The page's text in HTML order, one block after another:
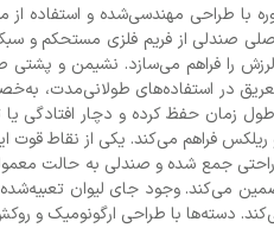
طراحی مهندسی‌شده و استفاده از
صندلی از فریم فلزی مستحکم و
را فراهم می‌سازد. نشیمن و
در استفاده‌های طولانی‌مدت،
زمان حفظ کرده و دچار افتادگی
فراهم می‌کند. یکی از نقاط قوت
جمع شده و صندلی به حالت
می‌کند. وجود جای لیوان تعبیه‌شده
دسته‌ها با طراحی ارگونومیک و